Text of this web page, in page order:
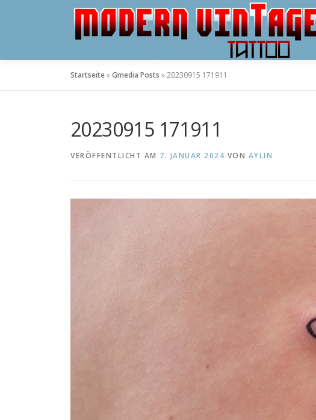
Startseite»Gmedia Posts »20230915 171911
20230915 171911
VERÖFFENTLICHT AM 7. JANUAR 2024 VON AYLIN